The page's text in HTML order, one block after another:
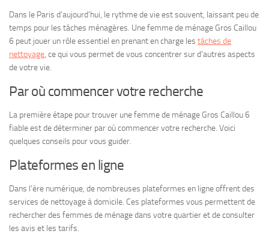
Dans le Paris d’aujourd’hui, le rythme de vie est souvent, laissant peu de
temps pour les tâches ménagères. Une femme de ménage Gros Caillou
6 peut jouer un rôle essentiel en prenant en charge les tâches de
nettoyage, ce qui vous permet de vous concentrer sur d’autres aspects
de votre vie.
Par où commencer votre recherche
La première étape pour trouver une femme de ménage Gros Caillou 6
fiable est de déterminer par où commencer votre recherche. Voici
quelques conseils pour vous guider.
Plateformes en ligne
Dans l’ère numérique, de nombreuses plateformes en ligne offrent des
services de nettoyage à domicile. Ces plateformes vous permettent de
rechercher des femmes de ménage dans votre quartier et de consulter
les avis et les tarifs.